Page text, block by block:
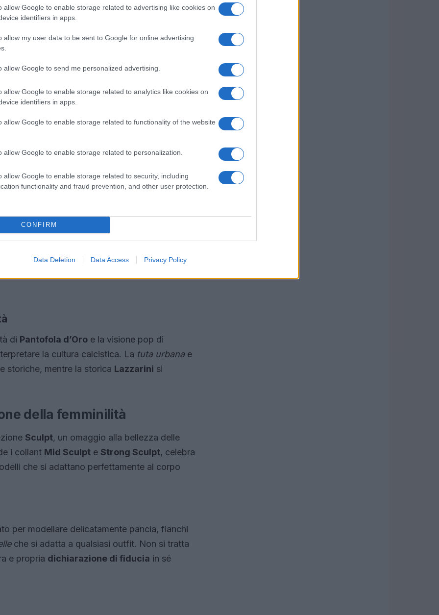
allow Google to enable storage related to advertising like cookies on
identifiers in apps.
allow my user data to be sent to Google for online advertising
allow Google to send me personalized advertising.
allow Google to enable storage related to analytics like cookies on
identifiers in apps.
allow Google to enable storage related to functionality of the website
allow Google to enable storage related to personalization.
allow Google to enable storage related to security, including
functionality and fraud prevention, and other user protection.
CONFIRM
Data Deletion Data Access Privacy Policy
culturale
un’interpretazione
del gioco emerge tra battute e rituali di
la passione, l’appartenenza e l’identità
come stile di vita.
di Pantofola d’Oro e la visione pop di
la cultura calcistica. La tuta urbanae
storiche, mentre la storica Lazzarini si
della femminilità
Sculpt, un omaggio alla bellezza delle
i collant Mid Sculpt e Strong Sculpt, celebra
che si adattano perfettamente al corpo
per modellare delicatamente pancia, fianchi
che si adatta a qualsiasi outfit. Non si tratta
e propria dichiarazione di fiducia in sé